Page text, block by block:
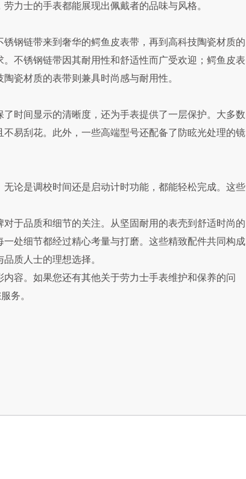
力士的手表都能展现出佩戴者的品味与风格。
链带来到奢华的鳄鱼皮表带，再到高科技陶瓷材质的
不锈钢链带因其耐用性和舒适性而广受欢迎；鳄鱼皮表
瓷材质的表带则兼具时尚感与耐用性。
间显示的清晰度，还为手表提供了一层保护。大多数
易刮花。此外，一些高端型号还配备了防眩光处理的镜
是调校时间还是启动计时功能，都能轻松完成。这些
品质和细节的关注。从坚固耐用的表壳到舒适时尚的
处细节都经过精心考量与打磨。这些精致配件共同构成
质人士的理想选择。
内容。如果您还有其他关于劳力士手表维护和保养的问
务。